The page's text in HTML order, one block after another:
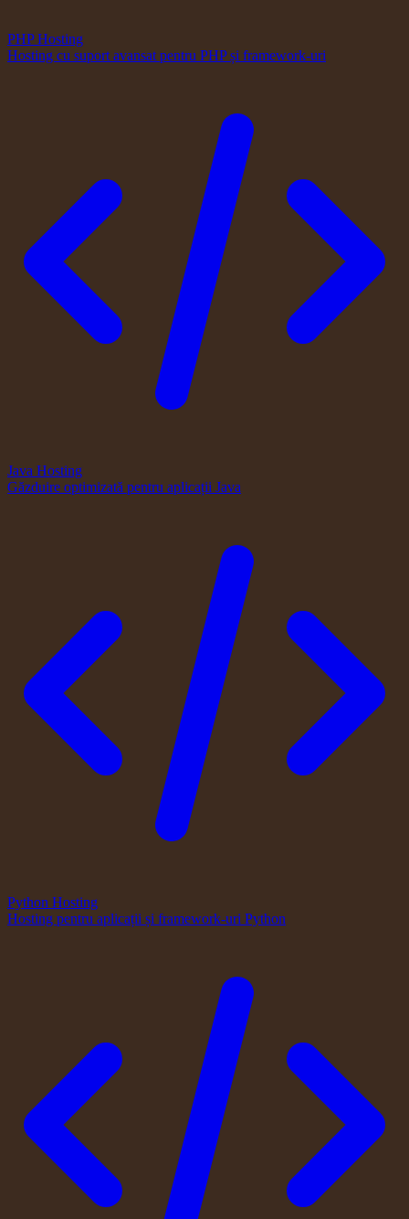
PHP Hosting
Hosting cu suport avansat pentru PHP și framework-uri
Java Hosting
Găzduire optimizată pentru aplicații Java
Python Hosting
Hosting pentru aplicații și framework-uri Python